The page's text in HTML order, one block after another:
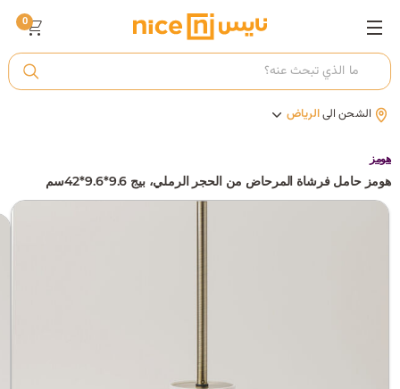
أ الشحن الىالرياض
0
هومز
هومز حامل فرشاة المرحاض من الحجر الرملي، بيج 9.6*9.6*42سم